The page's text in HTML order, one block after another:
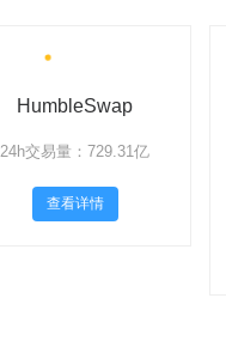
HumbleSwap
24h交易量：729.31亿
查看详情